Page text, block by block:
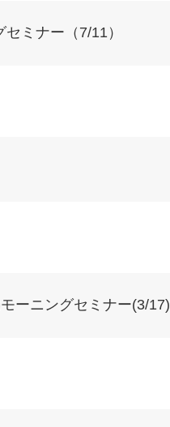
ミナー（7/11）
ーニングセミナー(3/17)